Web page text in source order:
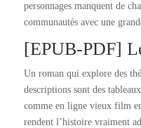
personnages manquent de
communautés avec une
[EPUB-PDF]
Un roman qui explore des
descriptions sont des
comme en ligne vieux film
rendent l’histoire vraiment